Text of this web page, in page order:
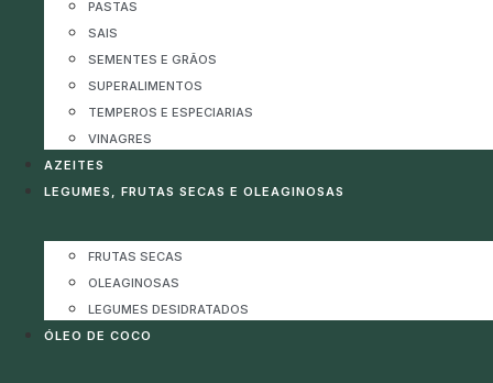
PASTAS
SAIS
SEMENTES E GRÃOS
SUPERALIMENTOS
TEMPEROS E ESPECIARIAS
VINAGRES
AZEITES
LEGUMES, FRUTAS SECAS E OLEAGINOSAS
FRUTAS SECAS
OLEAGINOSAS
LEGUMES DESIDRATADOS
ÓLEO DE COCO